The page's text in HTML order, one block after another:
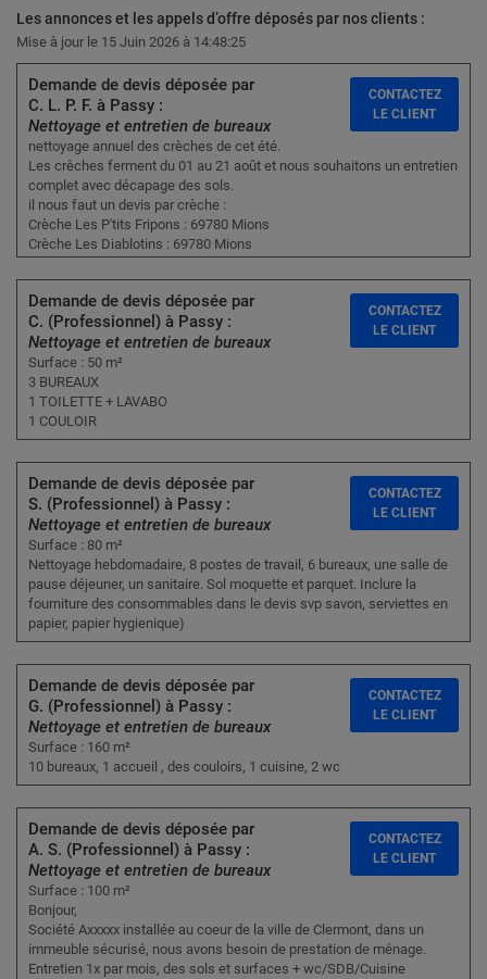
Les annonces et les appels d’offre déposés par nos clients :
Mise à jour le 15 Juin 2026 à 14:48:25
Demande de devis déposée par
C. L. P. F. à Passy :
Nettoyage et entretien de bureaux
nettoyage annuel des crèches de cet été.
Les crèches ferment du 01 au 21 août et nous souhaitons un entretien
complet avec décapage des sols.
il nous faut un devis par crèche :
Crèche Les P'tits Fripons : 69780 Mions
Crèche Les Diablotins : 69780 Mions
CONTACTEZ
LE CLIENT
Demande de devis déposée par
C. (Professionnel) à Passy :
Nettoyage et entretien de bureaux
Surface : 50 m²
3 BUREAUX
1 TOILETTE + LAVABO
1 COULOIR
CONTACTEZ
LE CLIENT
Demande de devis déposée par
S. (Professionnel) à Passy :
Nettoyage et entretien de bureaux
Surface : 80 m²
Nettoyage hebdomadaire, 8 postes de travail, 6 bureaux, une salle de
pause déjeuner, un sanitaire. Sol moquette et parquet. Inclure la
fourniture des consommables dans le devis svp savon, serviettes en
papier, papier hygienique)
CONTACTEZ
LE CLIENT
Demande de devis déposée par
G. (Professionnel) à Passy :
Nettoyage et entretien de bureaux
Surface : 160 m²
10 bureaux, 1 accueil , des couloirs, 1 cuisine, 2 wc
CONTACTEZ
LE CLIENT
Demande de devis déposée par
A. S. (Professionnel) à Passy :
Nettoyage et entretien de bureaux
Surface : 100 m²
Bonjour,
Société Axxxxx installée au coeur de la ville de Clermont, dans un
immeuble sécurisé, nous avons besoin de prestation de ménage.
Entretien 1x par mois, des sols et surfaces + wc/SDB/Cuisine
CONTACTEZ
LE CLIENT